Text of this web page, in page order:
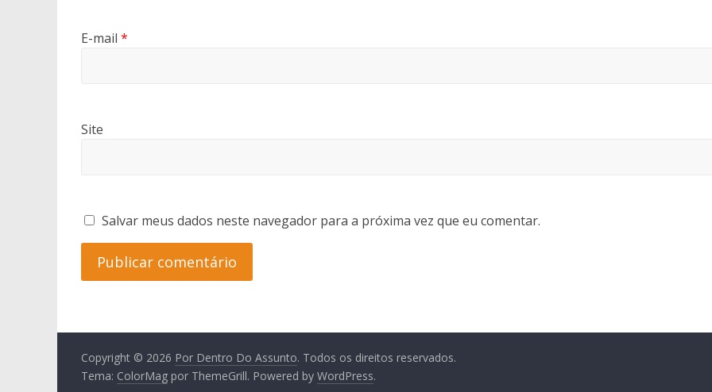
E-mail *
Site
Salvar meus dados neste navegador para a próxima vez que eu comentar.
Copyright © 2026 Por Dentro Do Assunto. Todos os direitos reservados.
Tema: ColorMag por ThemeGrill. Powered by WordPress.